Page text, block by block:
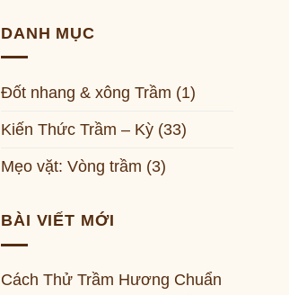
DANH MỤC
Đốt nhang & xông Trầm (1)
Kiến Thức Trầm – Kỳ (33)
Mẹo vặt: Vòng trầm (3)
BÀI VIẾT MỚI
Cách Thử Trầm Hương Chuẩn